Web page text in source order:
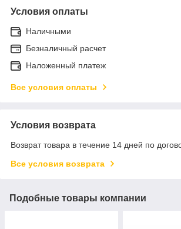
Условия оплаты
Наличными
Безналичный расчет
Наложенный платеж
Все условия оплаты
Условия возврата
Возврат товара в течение 14 дней по
Все условия возврата
Подобные товары компании